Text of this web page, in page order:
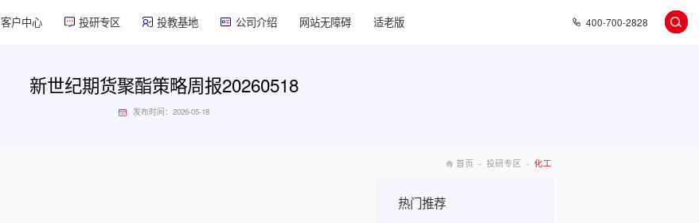
客户中心 投研专区 投教基地 公司介绍 网站无障碍 适老版 400-700-2828
新世纪期货聚酯策略周报20260518
发布时间：2026-05-18
首页 - 投研专区 - 化工
热门推荐